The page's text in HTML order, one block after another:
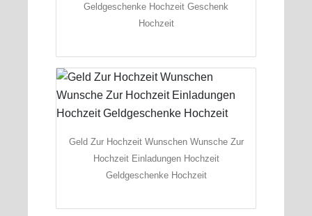
Geldgeschenke Hochzeit Geschenk
Hochzeit
Geld Zur Hochzeit Wunschen Wunsche Zur
Hochzeit Einladungen Hochzeit
Geldgeschenke Hochzeit